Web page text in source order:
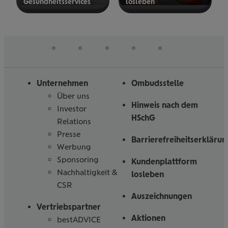
Gesund­heits­ser­vices los­le­ben
Unternehmen
Über uns
Investor
Relations
Presse
Werbung
Sponsoring
Nachhaltigkeit &
CSR
Vertriebspartner
bestADVICE
Ombudsstelle
Hinweis nach dem
HSchG
Kundenplattform
losleben
Auszeichnungen
Aktionen
uns